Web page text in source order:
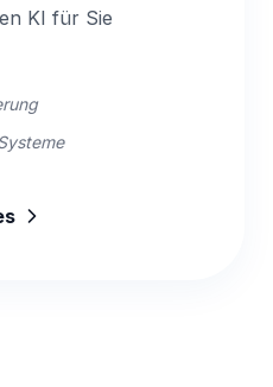
KI für Sie